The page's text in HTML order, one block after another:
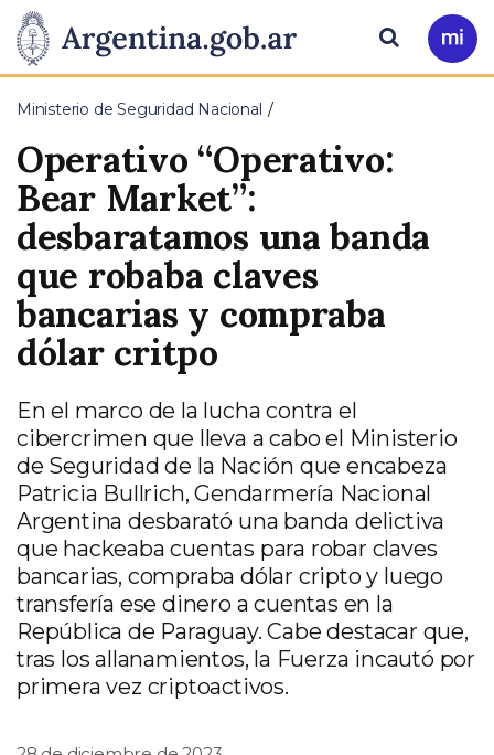
Presidencia
de
la
Nación
Pasar al contenido principal
Ir
a
Buscar
Ministerio de Seguridad Nacional
Operativo “Operativo:
Bear Market”:
desbaratamos una banda
que robaba claves
bancarias y compraba
dólar critpo
En el marco de la lucha contra el
cibercrimen que lleva a cabo el Ministerio
de Seguridad de la Nación que encabeza
Patricia Bullrich, Gendarmería Nacional
Argentina desbarató una banda delictiva
que hackeaba cuentas para robar claves
bancarias, compraba dólar cripto y luego
transfería ese dinero a cuentas en la
República de Paraguay. Cabe destacar que,
tras los allanamientos, la Fuerza incautó por
primera vez criptoactivos.